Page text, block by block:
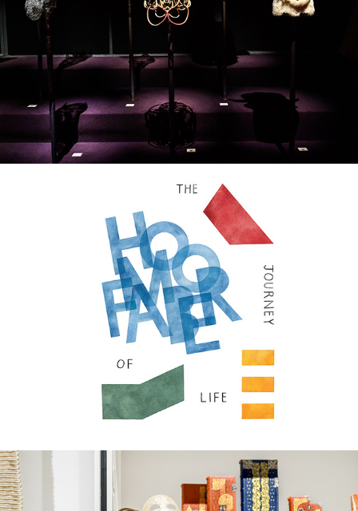
Кукерски маски и изящна чаша на българи в
Хомо Фабер
Трима българи в трето биенале за Хомо Фабер